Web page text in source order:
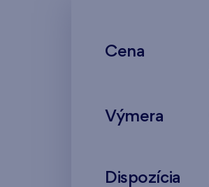
Cena
Výmera
Dispozícia